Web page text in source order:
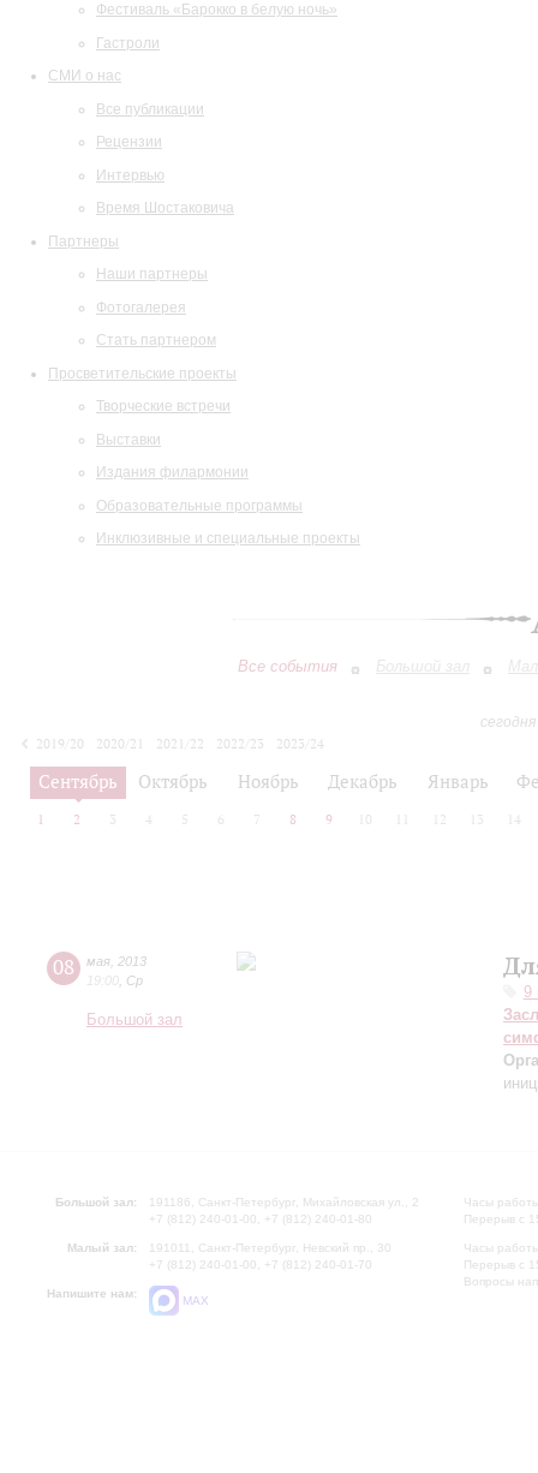
Фестиваль «Барокко в белую ночь»
Гастроли
СМИ о нас
Все публикации
Рецензии
Интервью
Время Шостаковича
Партнеры
Наши партнеры
Фотогалерея
Стать партнером
Просветительские проекты
Творческие встречи
Выставки
Издания филармонии
Образовательные программы
Инклюзивные и специальные проекты
Все события Большой зал
2019/20
2020/21 2021/22 2022/23
2023/24
2024/25
2025/26
Сентябрь Октябрь Ноябрь Декабрь Январь
1 2 3 4 5 6 7 8 9 10 12 13 14
08 мая 2013
19:00
Ср
Большой зал
9
Большой зал:
191186, Санкт-Петербург, Михайловская ул., 2
+7 (812) 240-01-00, +7 (812) 240-01-80
Малый зал:
191011, Санкт-Петербург, Невский пр., 30
+7 (812) 240-01-00, +7 (812) 240-01-70
Напишите нам:
MAX
Часы
Перерыв с
Часы
Перерыв с
Вопросы